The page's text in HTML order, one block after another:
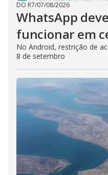
DO R7/07/08/2026
WhatsApp
funcionar em
No Android, restrição de
8 de setembro